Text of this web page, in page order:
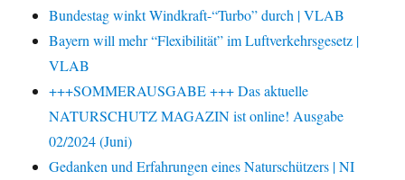
Bundestag winkt Windkraft-“Turbo” durch | VLAB
Bayern will mehr “Flexibilität” im Luftverkehrsgesetz |
VLAB
+++SOMMERAUSGABE +++ Das aktuelle
NATURSCHUTZ MAGAZIN ist online! Ausgabe
02/2024 (Juni)
Gedanken und Erfahrungen eines Naturschützers | NI